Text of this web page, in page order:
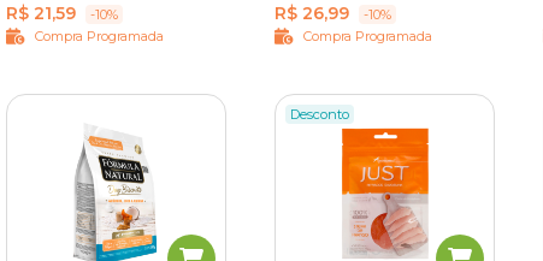
R$ 21,59
-10%
Compra Programada
R$ 26,99
-10%
Compra Programada
Desconto